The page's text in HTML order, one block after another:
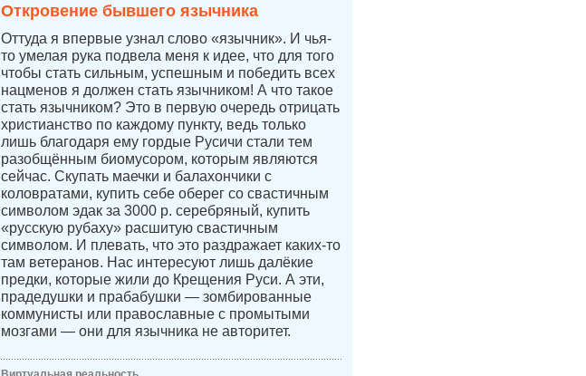
Откровение бывшего язычника
Оттуда я впервые узнал слово «язычник». И чья-
то умелая рука подвела меня к идее, что для того
чтобы стать сильным, успешным и победить всех
нацменов я должен стать язычником! А что такое
стать язычником? Это в первую очередь отрицать
христианство по каждому пункту, ведь только
лишь благодаря ему гордые Русичи стали тем
разобщённым биомусором, которым являются
сейчас. Скупать маечки и балахончики с
коловратами, купить себе оберег со свастичным
символом эдак за 3000 р. серебряный, купить
«русскую рубаху» расшитую свастичным
символом. И плевать, что это раздражает каких-то
там ветеранов. Нас интересуют лишь далёкие
предки, которые жили до Крещения Руси. А эти,
прадедушки и прабабушки — зомбированные
коммунисты или православные с промытыми
мозгами — они для язычника не авторитет.